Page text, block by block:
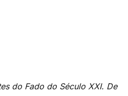
do Fado do Século XXI. De